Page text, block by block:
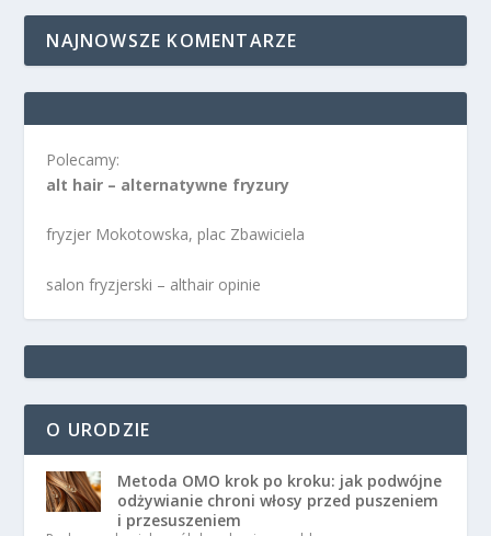
NAJNOWSZE KOMENTARZE
Polecamy:
alt hair – alternatywne fryzury
fryzjer Mokotowska, plac Zbawiciela
salon fryzjerski – althair opinie
O URODZIE
Metoda OMO krok po kroku: jak podwójne
odżywianie chroni włosy przed puszeniem
i przesuszeniem